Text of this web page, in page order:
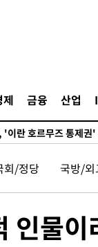
제 금융 산업
원 마감
X 로켓 달 충돌 흔적
풍 지나며 폭염 잠시
란 호르무즈 통제권'
한축구협회·축구회관
과잉생산 결과 발표
장에 백승주·윤난실
회/정당 국방/외
인물